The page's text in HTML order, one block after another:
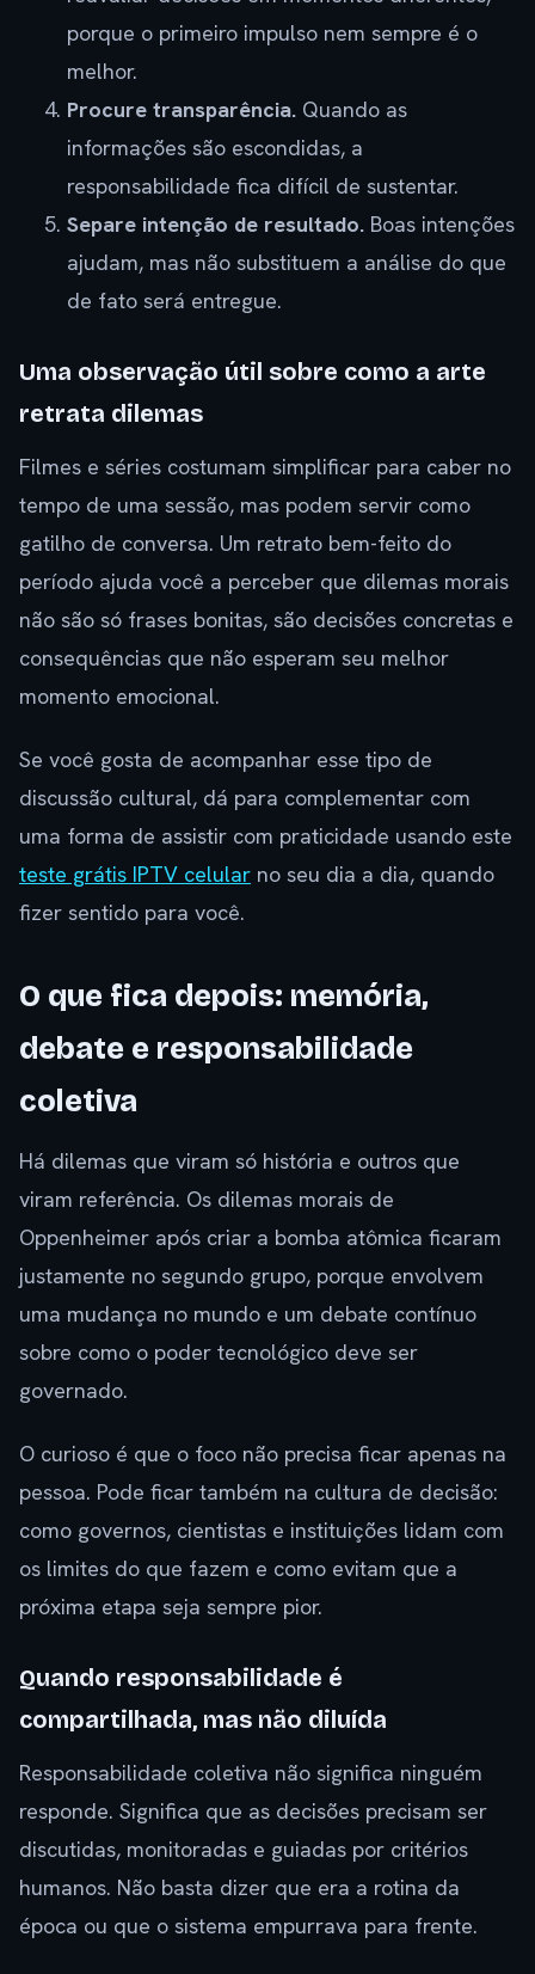
porque o primeiro impulso nem sempre é o
melhor.
Procure transparência. Quando as
informações são escondidas, a
responsabilidade fica difícil de sustentar.
Separe intenção de resultado. Boas intenções
ajudam, mas não substituem a análise do que
de fato será entregue.
Uma observação útil sobre como a arte
retrata dilemas
Filmes e séries costumam simplificar para caber no
tempo de uma sessão, mas podem servir como
gatilho de conversa. Um retrato bem-feito do
período ajuda você a perceber que dilemas morais
não são só frases bonitas, são decisões concretas e
consequências que não esperam seu melhor
momento emocional.
Se você gosta de acompanhar esse tipo de
discussão cultural, dá para complementar com
uma forma de assistir com praticidade usando este
teste grátis IPTV celular no seu dia a dia, quando
fizer sentido para você.
O que fica depois: memória,
debate e responsabilidade
coletiva
Há dilemas que viram só história e outros que
viram referência. Os dilemas morais de
Oppenheimer após criar a bomba atômica ficaram
justamente no segundo grupo, porque envolvem
uma mudança no mundo e um debate contínuo
sobre como o poder tecnológico deve ser
governado.
O curioso é que o foco não precisa ficar apenas na
pessoa. Pode ficar também na cultura de decisão:
como governos, cientistas e instituições lidam com
os limites do que fazem e como evitam que a
próxima etapa seja sempre pior.
Quando responsabilidade é
compartilhada, mas não diluída
Responsabilidade coletiva não significa ninguém
responde. Significa que as decisões precisam ser
discutidas, monitoradas e guiadas por critérios
humanos. Não basta dizer que era a rotina da
época ou que o sistema empurrava para frente.